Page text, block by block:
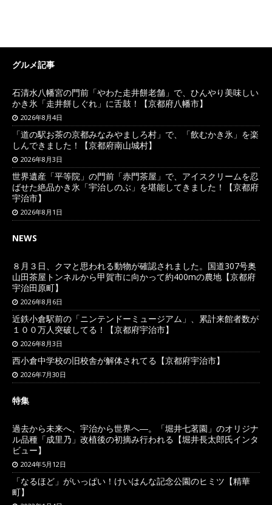
グルメ記事
石清水八幡宮の門前「やわた走井餅老舗」で、ひんやり美味しい
かき氷「走井餅しぐれ」に舌鼓！【京都府八幡市】
2026年8月4日
「道の駅お茶の京都みなみやましろ村」で、「飲むかき氷」を楽
しんできました！【京都府南山城村】
2026年8月3日
世界遺産「平等院」の門前「赤門茶屋」で、アイスクリームを忍
ばせた絶品かき氷「宇治しのぶ」を堪能してきました！【京都府
宇治市】
2026年8月1日
NEWS
８月３日、クマと思われる動物が確認されました。国道307号奥
山田茶屋トンネルから甲賀市に向かって約400mの農地【京都府
宇治田原町】
2026年8月6日
近鉄小倉駅前の「ニンテンドーミュージアム」、累計来館者数が
１００万人突破してる！【京都府宇治市】
2026年8月3日
西小倉中学校の旧校舎が解体されてる【京都府宇治市】
2026年7月30日
特集
過去から未来へ、宇治から世界へ―。「堀井七茗園」のオリジナ
ル品種「成里乃」改植後の初摘み行われる【堀井長太郎氏インタ
ビュー】
2024年5月12日
「なるほど」がいっぱい！けいはんな記念公園のヒミツ【精華
町】